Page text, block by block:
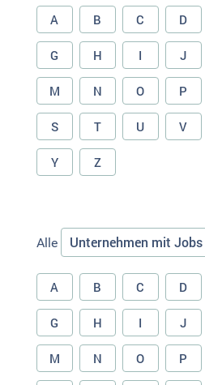
A B C D
G H I J
M N O P
S T U V
Y Z
Alle Unternehmen mit Jobs
A B C D
G H I J
M N O P